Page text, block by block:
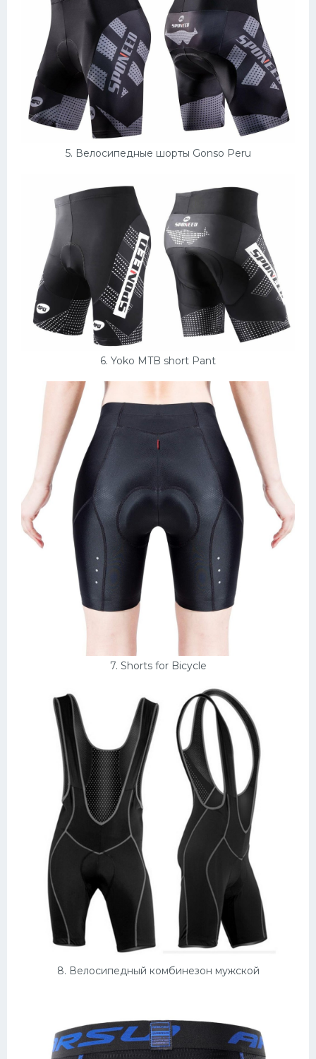
5. Велосипедные шорты Gonso Peru
6. Yoko MTB short Pant
7. Shorts for Bicycle
8. Велосипедный комбинезон мужской